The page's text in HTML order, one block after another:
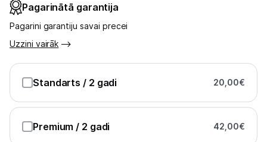
Ledus un saldējuma mašīnas
Apģērbu kopšana
Pagarinātā garantija
Pagarini garantiju savai precei
Uzzini vairāk
Standarts / 2 gadi 20,00€
Premium / 2 gadi 42,00€